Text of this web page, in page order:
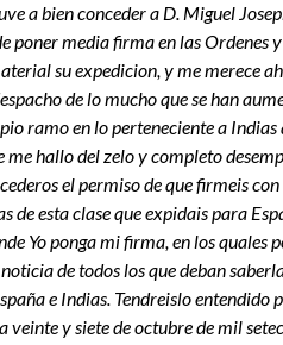
a bien conceder a D. Miguel
poner media firma en las Ordenes
su expedicion, y me merece
de lo mucho que se han
ramo en lo perteneciente a Indias
hallo del zelo y completo
el permiso de que firmeis
de esta clase que expidais para
Yo ponga mi firma, en los quales
de todos los que deban
e Indias. Tendreislo
veinte y siete de octubre de mil